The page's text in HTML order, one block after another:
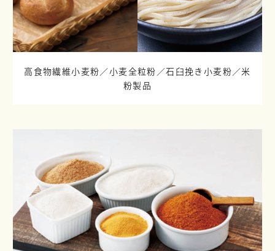
高食物繊維小麦粉／小麦全粒粉／石臼挽き小麦粉／米
粉製品